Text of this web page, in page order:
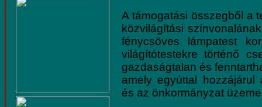
A támogatási összegből a
közvilágítási
fénycsöves lámpatest
világítótestekre történő
gazdaságtalan és
amely egyúttal hozzájárul
és az önkormányzat